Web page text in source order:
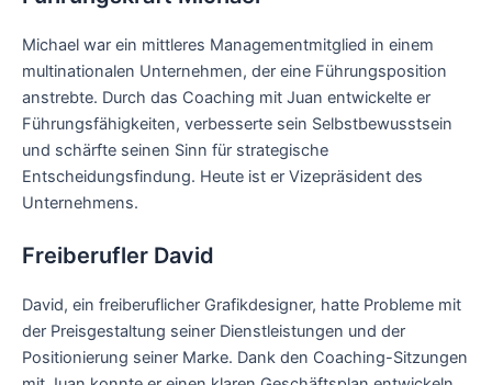
Michael war ein mittleres Managementmitglied in einem
multinationalen Unternehmen, der eine Führungsposition
anstrebte. Durch das Coaching mit Juan entwickelte er
Führungsfähigkeiten, verbesserte sein Selbstbewusstsein
und schärfte seinen Sinn für strategische
Entscheidungsfindung. Heute ist er Vizepräsident des
Unternehmens.
Freiberufler David
David, ein freiberuflicher Grafikdesigner, hatte Probleme mit
der Preisgestaltung seiner Dienstleistungen und der
Positionierung seiner Marke. Dank den Coaching-Sitzungen